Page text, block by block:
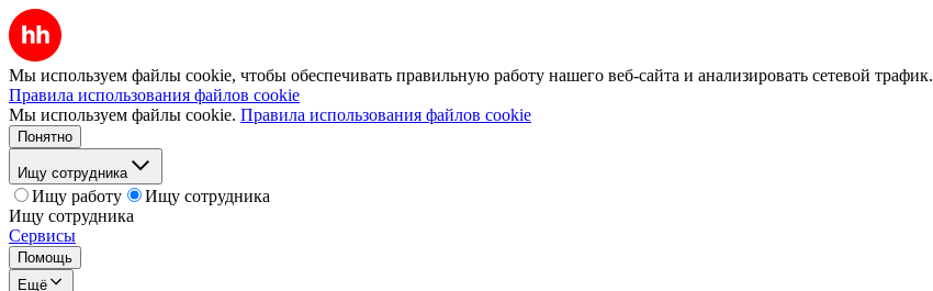
Мы используем файлы cookie, чтобы обеспечивать правильную работу нашего веб-сайта и анализировать сетевой трафик.
Правила использования файлов cookie
Мы используем файлы cookie. Правила использования файлов cookie
Понятно
Ищу сотрудника
Ищу работу
Ищу сотрудника
Ищу сотрудника
Сервисы
Помощь
Ещё